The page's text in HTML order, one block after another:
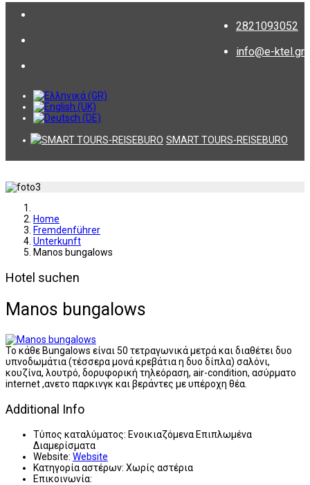
2821093052
info@e-ktel.gr
SMART TOURS-REISEBURO
Home
Fremdenführer
Unterkunft
Manos bungalows
Hotel suchen
Manos bungalows
Το κάθε Bungalows είναι 50 τετραγωνικά μετρά και διαθέτει δυο
υπνοδωμάτια (τέσσερα μονά κρεβάτια η δυο δίπλα) σαλόνι,
κουζίνα, λουτρό, δορυφορική τηλεόραση, air-condition, ασύρματο
internet ,ανετο παρκινγκ και βεράντες με υπέροχη θέα.
Additional Info
Τύπος καταλύματος: Ενοικιαζόμενα Επιπλωμένα
Διαμερίσματα
Website: Website
Κατηγορία αστέρων: Χωρίς αστέρια
Επικοινωνία: